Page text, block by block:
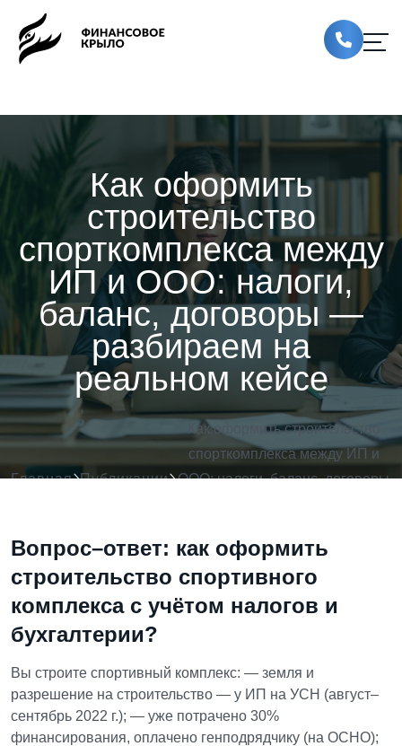
Как оформить
строительство
спорткомплекса между
ИП и ООО: налоги,
баланс, договоры —
разбираем на
реальном кейсе
Главная Публикации
Как оформить строительство
спорткомплекса между ИП и
ООО: налоги, баланс, договоры
Вопрос–ответ: как оформить
строительство спортивного
комплекса с учётом налогов и
бухгалтерии?
Вы строите спортивный комплекс: — земля и
разрешение на строительство — у ИП на УСН (август–
сентябрь 2022 г.); — уже потрачено 30%
финансирования, оплачено генподрядчику (на ОСНО);